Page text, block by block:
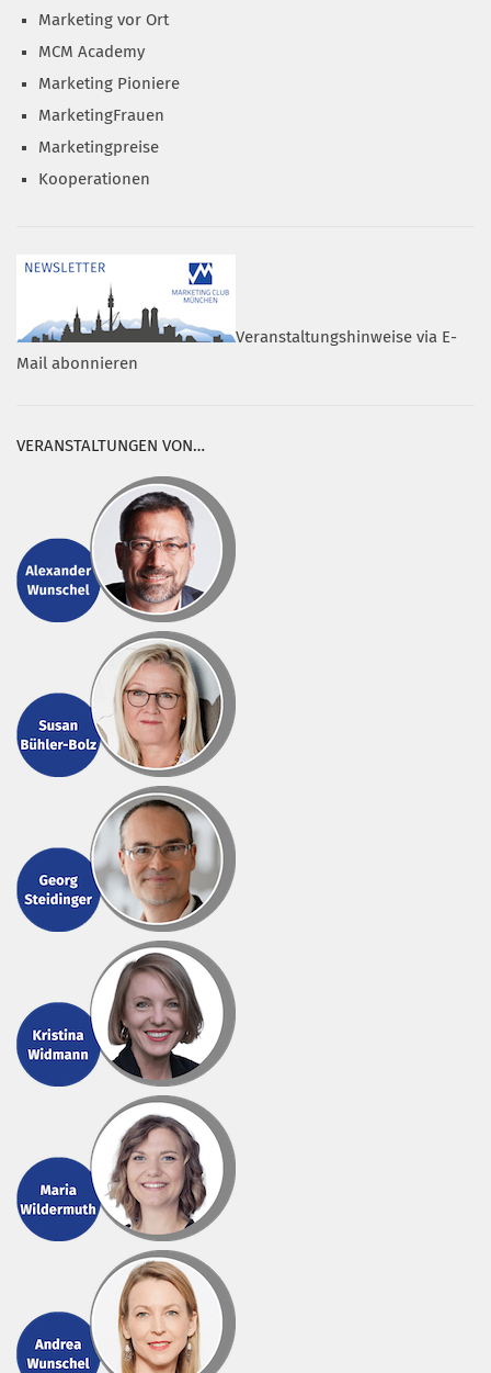
Marketing vor Ort
MCM Academy
Marketing Pioniere
MarketingFrauen
Marketingpreise
Kooperationen
Veranstaltungshinweise via E-
Mail abonnieren
VERANSTALTUNGEN VON…